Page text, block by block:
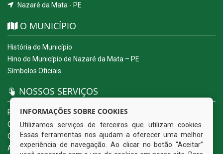
Nazaré da Mata - PE
O MUNICÍPIO
História do Município
Hino do Município de Nazaré da Mata – PE
Símbolos Oficiais
NOSSOS SERVIÇOS
Portal da Transparência
Carta de Serviços ao Usuário
Ouvidoria Eletrônica
Acesso a Informação (eSIC)
INFORMAÇÕES SOBRE COOKIES
Utilizamos serviços de terceiros que utilizam cookies.
Essas ferramentas nos ajudam a oferecer uma melhor
experiência de navegação. Ao clicar no botão “Aceitar”